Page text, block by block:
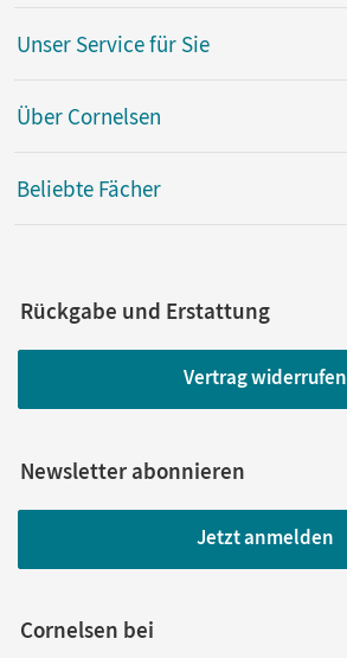
Unser Service für Sie
Über Cornelsen
Beliebte Fächer
Rückgabe und Erstattung
Vertrag widerrufen
Newsletter abonnieren
Jetzt anmelden
Cornelsen bei